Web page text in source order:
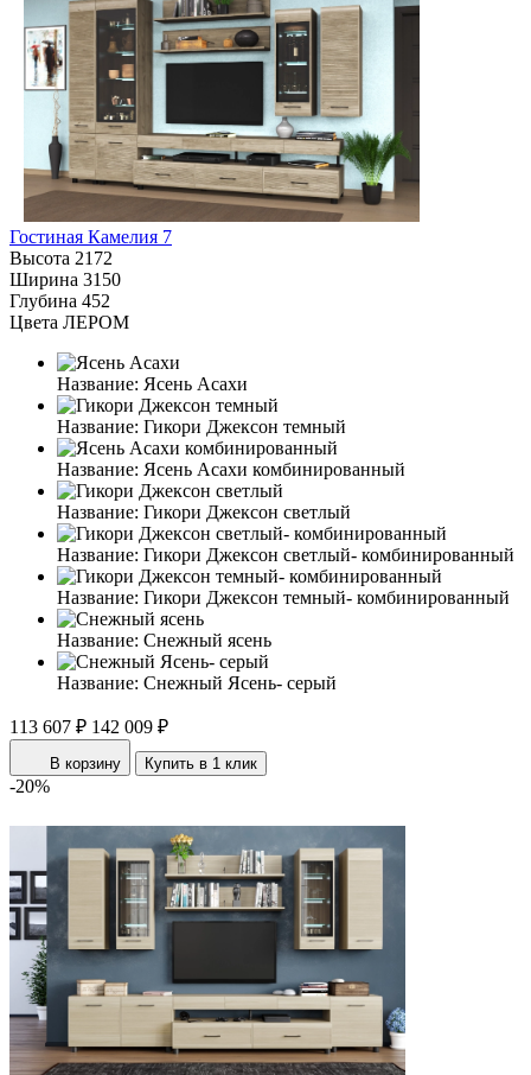
Гостиная Камелия 7
Высота 2172
Ширина 3150
Глубина 452
Цвета ЛЕРОМ
Название: Ясень Асахи
Название: Гикори Джексон темный
Название: Ясень Асахи комбинированный
Название: Гикори Джексон светлый
Название: Гикори Джексон светлый- комбинированный
Название: Гикори Джексон темный- комбинированный
Название: Снежный ясень
Название: Снежный Ясень- серый
113 607 ₽ 142 009 ₽
В корзину Купить в 1 клик
-20%